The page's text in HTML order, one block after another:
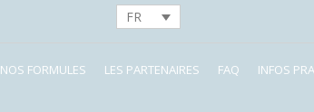
FR
NOS FORMULES LES PARTENAIRES FAQ INFOS